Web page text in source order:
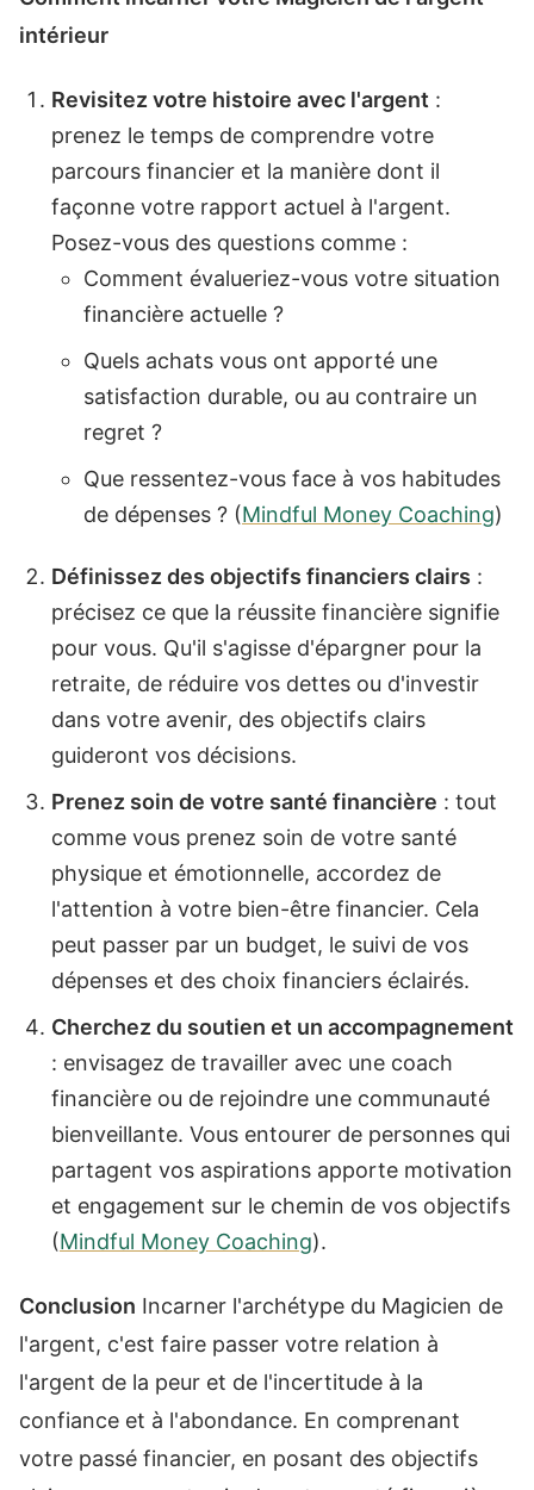
intérieur
Revisitez votre histoire avec l'argent :
prenez le temps de comprendre votre
parcours financier et la manière dont il
façonne votre rapport actuel à l'argent.
Posez-vous des questions comme :
Comment évalueriez-vous votre situation
financière actuelle ?
Quels achats vous ont apporté une
satisfaction durable, ou au contraire un
regret ?
Que ressentez-vous face à vos habitudes
de dépenses ? (Mindful Money Coaching)
Définissez des objectifs financiers clairs :
précisez ce que la réussite financière signifie
pour vous. Qu'il s'agisse d'épargner pour la
retraite, de réduire vos dettes ou d'investir
dans votre avenir, des objectifs clairs
guideront vos décisions.
Prenez soin de votre santé financière : tout
comme vous prenez soin de votre santé
physique et émotionnelle, accordez de
l'attention à votre bien-être financier. Cela
peut passer par un budget, le suivi de vos
dépenses et des choix financiers éclairés.
Cherchez du soutien et un accompagnement
: envisagez de travailler avec une coach
financière ou de rejoindre une communauté
bienveillante. Vous entourer de personnes qui
partagent vos aspirations apporte motivation
et engagement sur le chemin de vos objectifs
(Mindful Money Coaching).
Conclusion Incarner l'archétype du Magicien de
l'argent, c'est faire passer votre relation à
l'argent de la peur et de l'incertitude à la
confiance et à l'abondance. En comprenant
votre passé financier, en posant des objectifs